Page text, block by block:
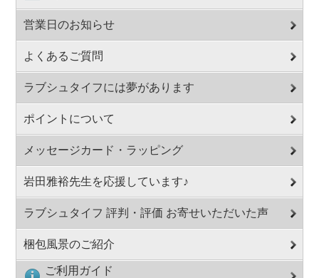
営業日のお知らせ
よくあるご質問
ラブシュタイフには夢があります
ポイントについて
メッセージカード・ラッピング
岩田雅裕先生を応援しています♪
ラブシュタイフ 評判・評価 お寄せいただいた声
梱包風景のご紹介
ご利用ガイド